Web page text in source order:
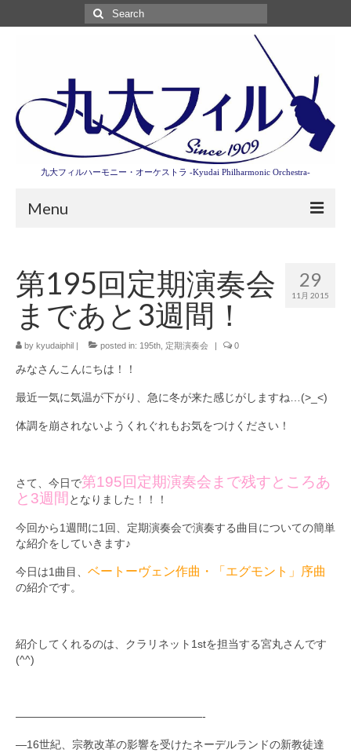
Search
for:
九大フィルハーモニー・オーケストラ -Kyudai Philharmonic Orchestra-
Menu
演奏会情報
卒業記念演奏会2027
九大フィルとは
出張演奏
九大フィル特集ページ
団員専用ページ
29
11月 2015
第195回定期演奏会
まであと3週間！
by kyudaiphil posted in: 195th 定期演奏会 0
みなさんこんにちは！！
最近一気に気温が下がり、急に冬が来た感じがしますね…(>_<)
体調を崩されないようくれぐれもお気をつけください！
さて、今日で第195回定期演奏会まで残すところあ
と3週間 となりました！！！
今回から1週間に1回、定期演奏会で演奏する曲目についての簡単
な紹介をしていきます♪
今日は1曲目、 ベートーヴェン作曲・「エグモント」序曲
の紹介です。
紹介してくれるのは、クラリネット1stを担当する宮丸さんです
(^^)
—————————————————-
―16世紀、 宗教改革の影響を受けたネーデルランドの新教徒達